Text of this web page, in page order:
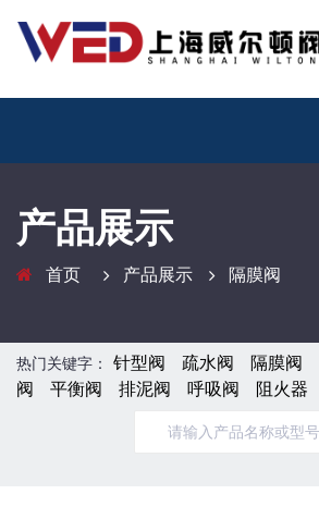
产品展示
首页 产品展示 隔膜阀
热门关键字： 针型阀 疏水阀 隔膜阀
阀
平衡阀 排泥阀 呼吸阀 阻火器